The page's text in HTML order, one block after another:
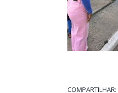
COMPARTILHAR: